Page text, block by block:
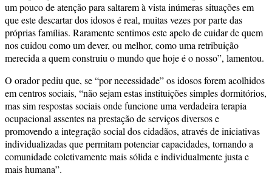
um pouco de atenção para saltarem à vista inúmeras situações em
que este descartar dos idosos é real, muitas vezes por parte das
próprias famílias. Raramente sentimos este apelo de cuidar de quem
nos cuidou como um dever, ou melhor, como uma retribuição
merecida a quem construiu o mundo que hoje é o nosso”, lamentou.
O orador pediu que, se “por necessidade” os idosos forem acolhidos
em centros sociais, “não sejam estas instituições simples dormitórios,
mas sim respostas sociais onde funcione uma verdadeira terapia
ocupacional assentes na prestação de serviços diversos e
promovendo a integração social dos cidadãos, através de iniciativas
individualizadas que permitam potenciar capacidades, tornando a
comunidade coletivamente mais sólida e individualmente justa e
mais humana”.